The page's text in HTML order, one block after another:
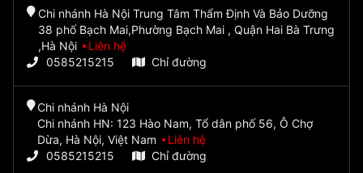
Chi nhánh Hà Nội Trung Tâm Thẩm Định Và Bảo Dưỡng
38 phố Bạch Mai,Phường Bạch Mai , Quận Hai Bà Trưng
,Hà Nội
Liên hệ
0585215215
Chỉ đường
Chi nhánh Hà Nội
Chi nhánh HN: 123 Hào Nam, Tổ dân phố 56, Ô Chợ
Dừa, Hà Nội, Việt Nam
Liên hệ
0585215215
Chỉ đường